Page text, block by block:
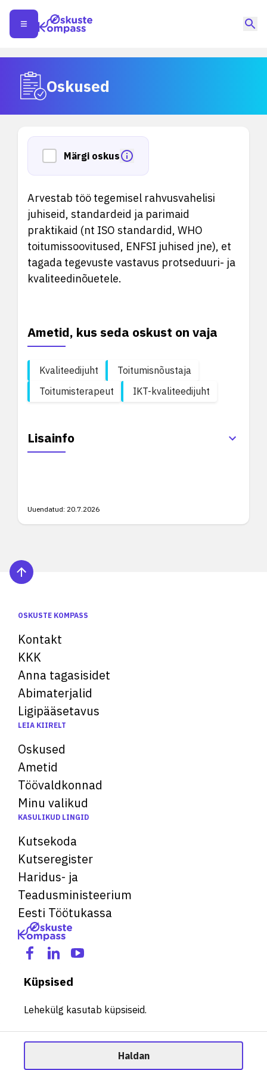
Oskused
Märgi oskus
Arvestab töö tegemisel rahvusvahelisi
juhiseid, standardeid ja parimaid
praktikaid (nt ISO standardid, WHO
toitumissoovitused, ENFSI juhised jne), et
tagada tegevuste vastavus protseduuri- ja
kvaliteedinõuetele.
Ametid, kus seda oskust on vaja
Kvaliteedijuht
Toitumisnõustaja
Toitumisterapeut
IKT-kvaliteedijuht
Lisainfo
Uuendatud: 20.7.2026
OSKUSTE KOMPASS
Kontakt
KKK
Anna tagasisidet
Abimaterjalid
Ligipääsetavus
LEIA KIIRELT
Oskused
Ametid
Töövaldkonnad
Minu valikud
KASULIKUD LINGID
Kutsekoda
Kutseregister
Haridus- ja
Teadusministeerium
Eesti Töötukassa
Küpsised
Lehekülg kasutab küpsiseid.
Haldan